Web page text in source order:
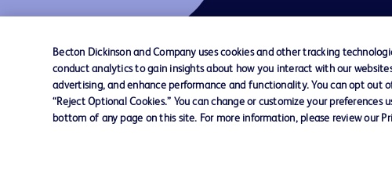
당사로 문의하기 쿠키 기본 설정 개인정보 이용
Becton Dickinson and Company uses cookies and other tracking
conduct analytics to gain insights about how you interact with our
advertising, and enhance performance and functionality. You can opt out
“Reject Optional Cookies.” You can change or customize your preferences
bottom of any page on this site. For more information, please review our